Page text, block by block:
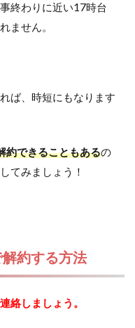
終わりに近い17時台
ません。
ば、時短にもなります
約できることもあるの
てみましょう！
約する方法
絡しましょう。